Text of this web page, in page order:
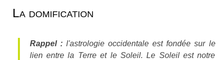
La domification
Rappel :l'astrologie occidentale est fondée sur le
lien entre la Terre et le Soleil. Le Soleil est notre